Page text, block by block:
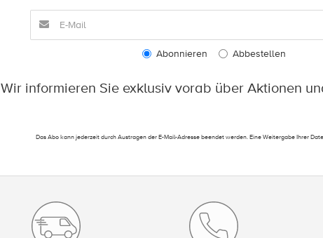
Abonnieren Abbestellen
Wir informieren Sie exklusiv vorab über Aktionen
Das Abo kann jederzeit durch Austragen der E-Mail-Adresse beendet werden. Eine Weitergabe Ihrer